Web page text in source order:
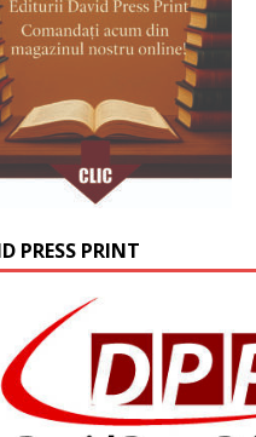
PRESS PRINT